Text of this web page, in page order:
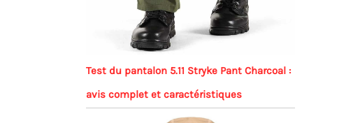
Test du pantalon 5.11 Stryke Pant Charcoal :
avis complet et caractéristiques